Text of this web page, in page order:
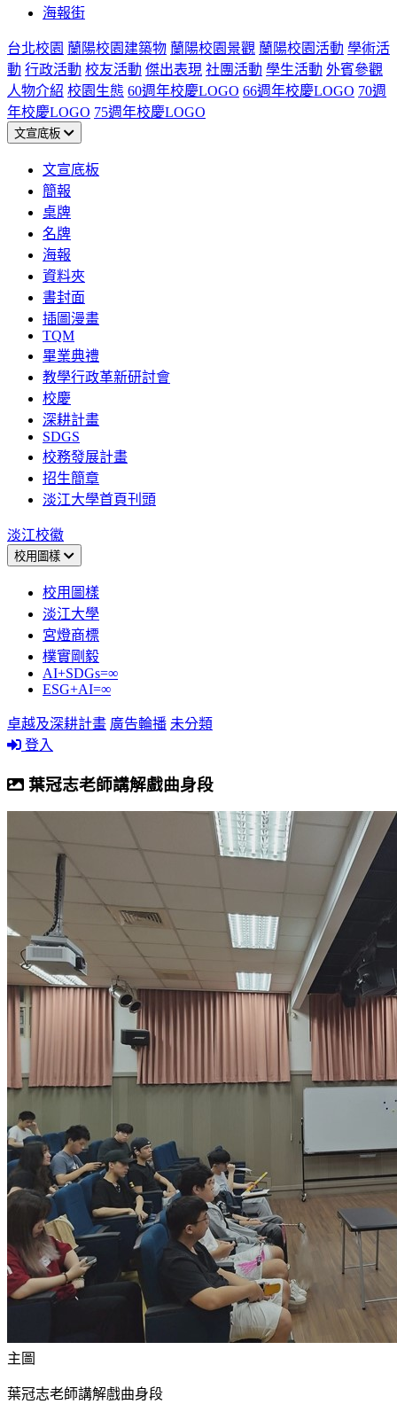
海報街
台北校園 蘭陽校園建築物 蘭陽校園景觀 蘭陽校園活動 學術活
動 行政活動 校友活動 傑出表現 社團活動 學生活動 外賓參觀
人物介紹 校園生態 60週年校慶LOGO 66週年校慶LOGO 70週
年校慶LOGO 75週年校慶LOGO
文宣底板
文宣底板
簡報
桌牌
名牌
海報
資料夾
書封面
插圖漫畫
TQM
畢業典禮
教學行政革新研討會
校慶
深耕計畫
SDGS
校務發展計畫
招生簡章
淡江大學首頁刊頭
淡江校徽
校用圖樣
校用圖樣
淡江大學
宮燈商標
樸實剛毅
AI+SDGs=∞
ESG+AI=∞
卓越及深耕計畫 廣告輪播 未分類
登入
葉冠志老師講解戲曲身段
主圖
葉冠志老師講解戲曲身段